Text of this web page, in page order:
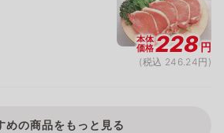
本体
価格228円
(税込 246.24円)
めの商品をもっと見る